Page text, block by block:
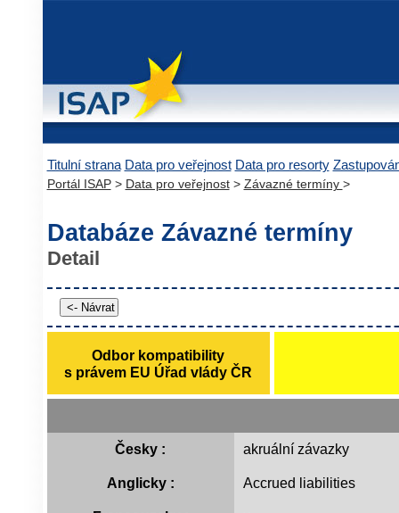
Titulní strana Data pro veřejnost Data pro resorty
Portál ISAP> Data pro veřejnost> Závazné termíny >
Databáze Závazné termíny
Detail
Odbor kompatibility
s právem EU Úřad vlády ČR
Česky : akruální závazky
Anglicky : Accrued liabilities